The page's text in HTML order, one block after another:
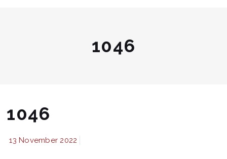
1046
1046
13 November 2022